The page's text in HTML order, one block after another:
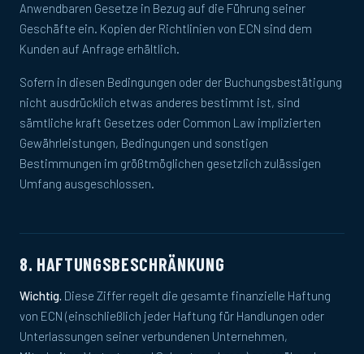
Anwendbaren Gesetze in Bezug auf die Führung seiner
Geschäfte ein. Kopien der Richtlinien von ECN sind dem
Kunden auf Anfrage erhältlich.
Sofern in diesen Bedingungen oder der Buchungsbestätigung
nicht ausdrücklich etwas anderes bestimmt ist, sind
sämtliche kraft Gesetzes oder Common Law implizierten
Gewährleistungen, Bedingungen und sonstigen
Bestimmungen im größtmöglichen gesetzlich zulässigen
Umfang ausgeschlossen.
8. HAFTUNGSBESCHRÄNKUNG
Wichtig. Diese Ziffer regelt die gesamte finanzielle Haftung
von ECN (einschließlich jeder Haftung für Handlungen oder
Unterlassungen seiner verbundenen Unternehmen,